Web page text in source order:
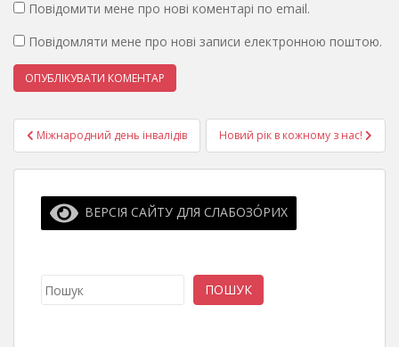
Повідомити мене про нові коментарі по email.
Повідомляти мене про нові записи електронною поштою.
Навігація
записів
Міжнародний день інвалідів Новий рік в кожному з нас!
ВЕРСІЯ САЙТУ ДЛЯ СЛАБОЗО́РИХ
Пошук ПОШУК